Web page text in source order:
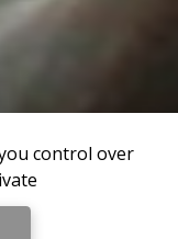
control over